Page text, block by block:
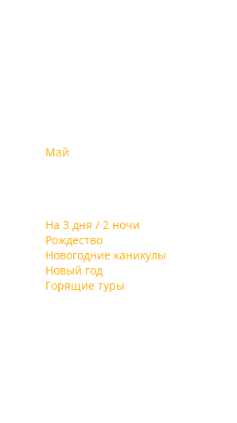
Май
На 3 дня / 2 ночи
Рождество
Новогодние каникулы
Новый год
Горящие туры